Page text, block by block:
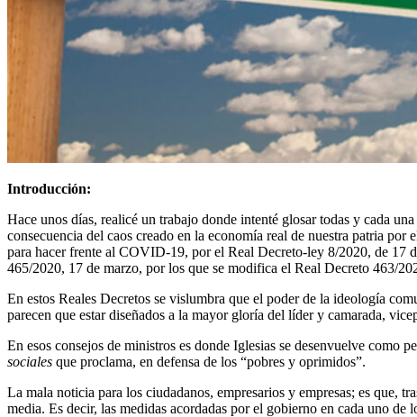
Introducción:
Hace unos días, realicé un trabajo donde intenté glosar todas y cada
consecuencia del caos creado en la economía real de nuestra patria
para hacer frente al COVID-19, por el Real Decreto-ley 8/2020, de 17
465/2020, 17 de marzo, por los que se modifica el Real Decreto 463/
En estos Reales Decretos se vislumbra que el poder de la ideología
parecen que estar diseñados a la mayor gloría del líder y camarada,
En esos consejos de ministros es donde Iglesias se desenvuelve como
sociales que proclama, en defensa de los “pobres y oprimidos”.
La mala noticia para los ciudadanos, empresarios y empresas; es que,
media. Es decir, las medidas acordadas por el gobierno en cada uno